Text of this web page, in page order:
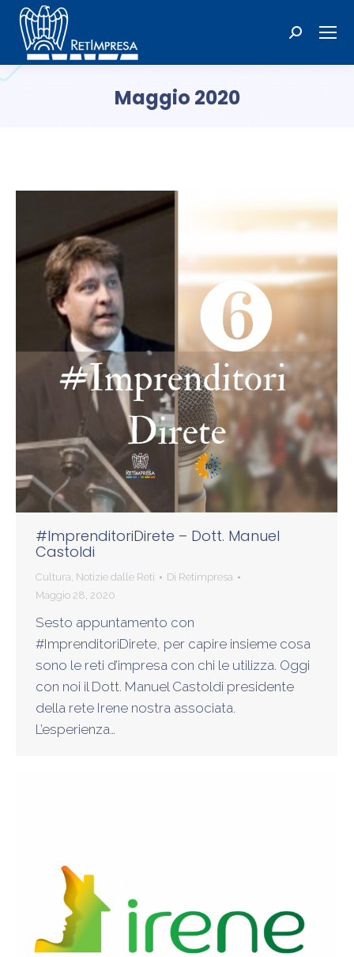
Cerca:
Maggio 2020
#ImprenditoriDirete – Dott. Manuel
Castoldi
Cultura, Notizie dalle Reti Di Retimpresa
Maggio 28, 2020
Sesto appuntamento con
#ImprenditoriDirete, per capire insieme cosa
sono le reti d’impresa con chi le utilizza. Oggi
con noi il Dott. Manuel Castoldi presidente
della rete Irene nostra associata.
L’esperienza…